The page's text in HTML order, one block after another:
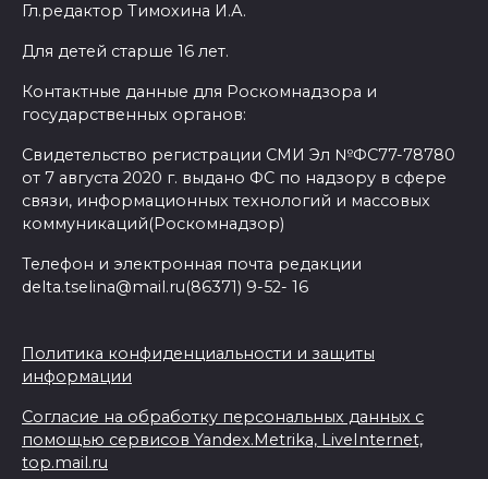
Гл.редактор Тимохина И.А.
Для детей старше 16 лет.
Контактные данные для Роскомнадзора и
государственных органов:
Свидетельство регистрации СМИ Эл №ФС77-78780
от 7 августа 2020 г. выдано ФС по надзору в сфере
связи, информационных технологий и массовых
коммуникаций(Роскомнадзор)
Телефон и электронная почта редакции
delta.tselina@mail.ru(86371) 9-52- 16
Политика конфиденциальности и защиты
информации
Согласие на обработку персональных данных с
помощью сервисов Yandex.Metrika, LiveInternet,
top.mail.ru